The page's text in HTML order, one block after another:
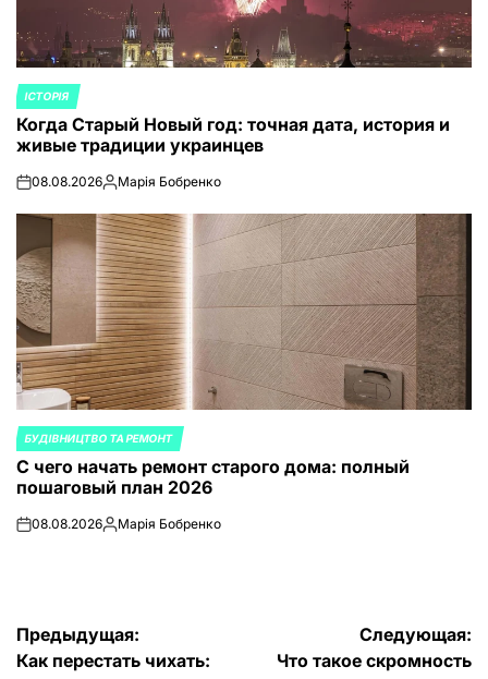
ОПУБЛИКОВАНО
В
ІСТОРІЯ
Когда Старый Новый год: точная дата, история и
живые традиции украинцев
on08.08.2026Запись
Марія Бобренко
ОПУБЛИКОВАНО
В
БУДІВНИЦТВО ТА РЕМОНТ
С чего начать ремонт старого дома: полный
пошаговый план 2026
on08.08.2026Запись
Марія Бобренко
Навигация
Предыдущая:
Как перестать чихать:
Следующая:
Что такое скромность